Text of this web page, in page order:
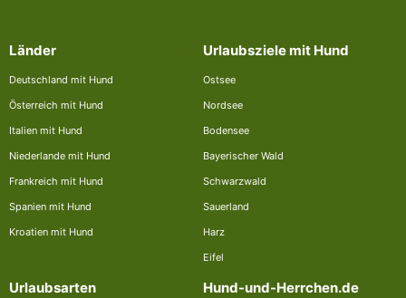
Länder
Deutschland mit Hund
Österreich mit Hund
Italien mit Hund
Niederlande mit Hund
Frankreich mit Hund
Spanien mit Hund
Kroatien mit Hund
Urlaubsziele mit Hund
Ostsee
Nordsee
Bodensee
Bayerischer Wald
Schwarzwald
Sauerland
Harz
Eifel
Urlaubsarten Hund-und-Herrchen.de